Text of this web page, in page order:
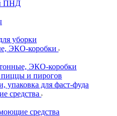
ПНД
уборки
ЭКО-коробки
ЭКО-коробки
и пирогов
упаковка для фаст-фуда
средства
средства